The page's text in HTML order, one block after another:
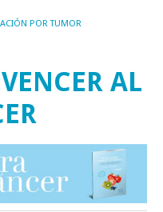
POR TUMOR
AL